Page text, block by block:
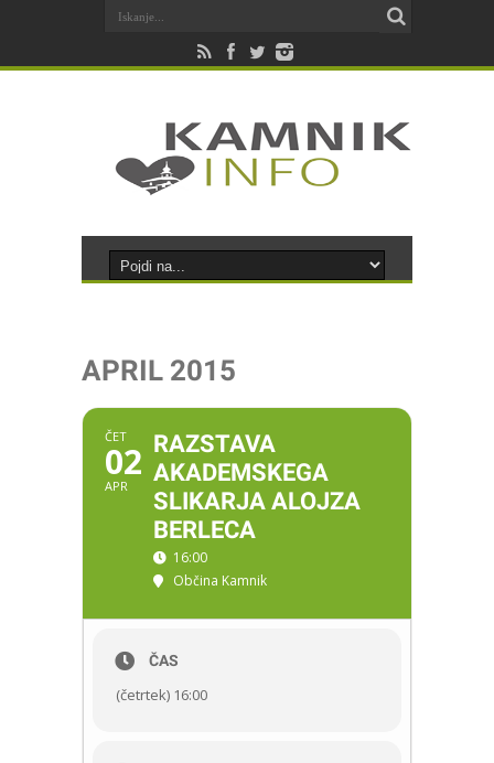
APRIL 2015
ČET
02
APR
RAZSTAVA
AKADEMSKEGA
SLIKARJA ALOJZA
BERLECA
16:00
Občina Kamnik
ČAS
(četrtek) 16:00